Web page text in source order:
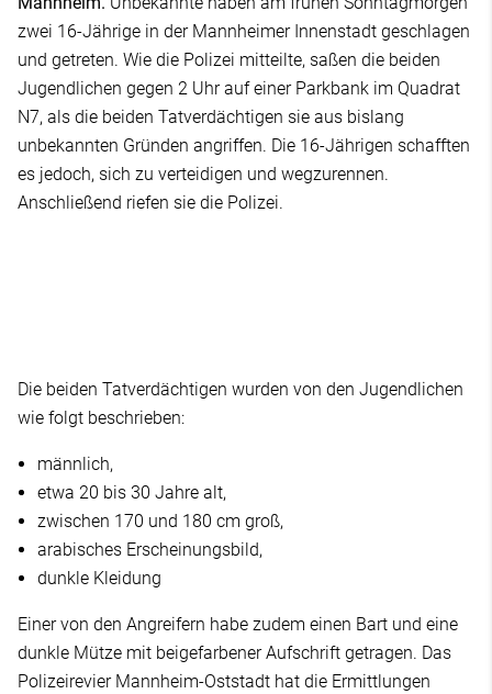
zwei 16-Jährige in der Mannheimer Innenstadt geschlagen
und getreten. Wie die Polizei mitteilte, saßen die beiden
Jugendlichen gegen 2 Uhr auf einer Parkbank im Quadrat
N7, als die beiden Tatverdächtigen sie aus bislang
unbekannten Gründen angriffen. Die 16-Jährigen schafften
es jedoch, sich zu verteidigen und wegzurennen.
Anschließend riefen sie die Polizei.
Die beiden Tatverdächtigen wurden von den Jugendlichen
wie folgt beschrieben:
männlich,
etwa 20 bis 30 Jahre alt,
zwischen 170 und 180 cm groß,
arabisches Erscheinungsbild,
dunkle Kleidung
Einer von den Angreifern habe zudem einen Bart und eine
dunkle Mütze mit beigefarbener Aufschrift getragen. Das
Polizeirevier Mannheim-Oststadt hat die Ermittlungen